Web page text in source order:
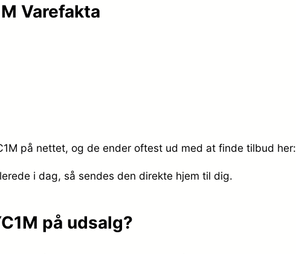
Varefakta
på nettet, og de ender oftest ud med at finde tilbud her:
i dag, så sendes den direkte hjem til dig.
på udsalg?